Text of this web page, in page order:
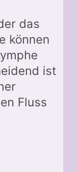
das
können
ist
Fluss